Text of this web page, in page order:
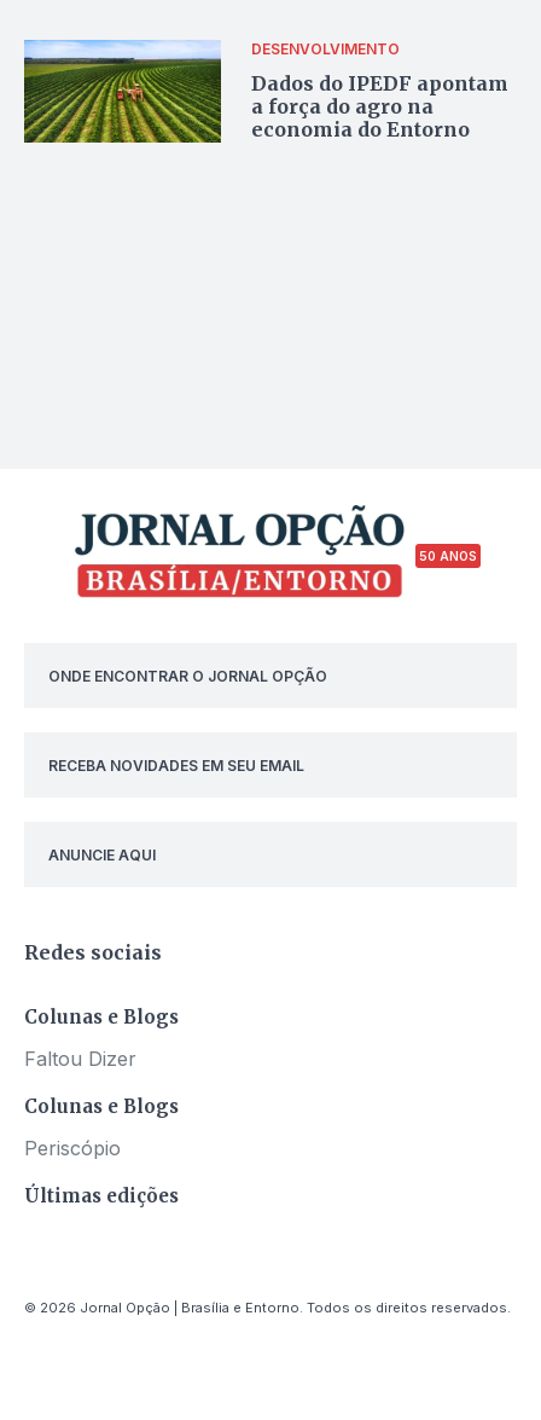
DESENVOLVIMENTO
Dados do IPEDF apontam
a força do agro na
economia do Entorno
50 ANOS
ONDE ENCONTRAR O JORNAL OPÇÃO
RECEBA NOVIDADES EM SEU EMAIL
ANUNCIE AQUI
Redes sociais
Colunas e Blogs
Faltou Dizer
Colunas e Blogs
Periscópio
Últimas edições
© 2026 Jornal Opção | Brasília e Entorno. Todos os direitos reservados.